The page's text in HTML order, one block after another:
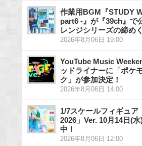
作業用BGM『STUDY
part6 -』が『39ch』で
レンジシリーズの締め
2026年8月06日 19:00
YouTube Music
ッドライナーに「ポケ
ク」が参加決定！
2026年8月06日 14:00
1/7スケールフィギュア
2026」Ver. 10月14日(
中！
2026年8月06日 12:00